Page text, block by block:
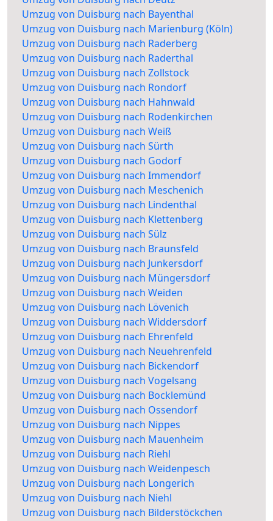
Umzug von Duisburg nach Bayenthal
Umzug von Duisburg nach Marienburg (Köln)
Umzug von Duisburg nach Raderberg
Umzug von Duisburg nach Raderthal
Umzug von Duisburg nach Zollstock
Umzug von Duisburg nach Rondorf
Umzug von Duisburg nach Hahnwald
Umzug von Duisburg nach Rodenkirchen
Umzug von Duisburg nach Weiß
Umzug von Duisburg nach Sürth
Umzug von Duisburg nach Godorf
Umzug von Duisburg nach Immendorf
Umzug von Duisburg nach Meschenich
Umzug von Duisburg nach Lindenthal
Umzug von Duisburg nach Klettenberg
Umzug von Duisburg nach Sülz
Umzug von Duisburg nach Braunsfeld
Umzug von Duisburg nach Junkersdorf
Umzug von Duisburg nach Müngersdorf
Umzug von Duisburg nach Weiden
Umzug von Duisburg nach Lövenich
Umzug von Duisburg nach Widdersdorf
Umzug von Duisburg nach Ehrenfeld
Umzug von Duisburg nach Neuehrenfeld
Umzug von Duisburg nach Bickendorf
Umzug von Duisburg nach Vogelsang
Umzug von Duisburg nach Bocklemünd
Umzug von Duisburg nach Ossendorf
Umzug von Duisburg nach Nippes
Umzug von Duisburg nach Mauenheim
Umzug von Duisburg nach Riehl
Umzug von Duisburg nach Weidenpesch
Umzug von Duisburg nach Longerich
Umzug von Duisburg nach Niehl
Umzug von Duisburg nach Bilderstöckchen